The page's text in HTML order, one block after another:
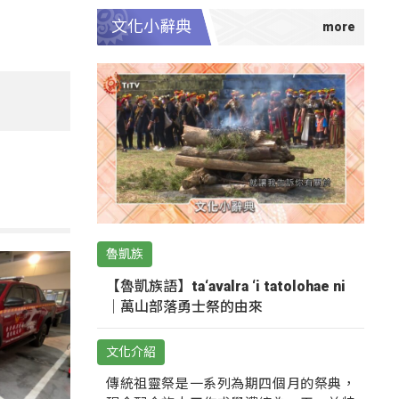
文化小辭典
魯凱族
【魯凱族語】ta‘avalra ‘i tatolohae ni
｜萬山部落勇士祭的由來
文化介紹
傳統祖靈祭是一系列為期四個月的祭典，